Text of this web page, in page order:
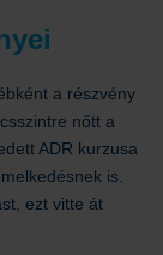
a részvény
nőtt a
ADR kurzusa
is.
ezt vitte át